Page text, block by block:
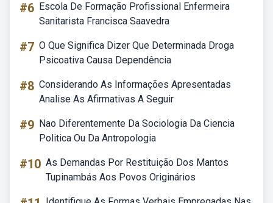
#6 Escola De Formação Profissional Enfermeira
Sanitarista Francisca Saavedra
#7 O Que Significa Dizer Que Determinada Droga
Psicoativa Causa Dependência
#8 Considerando As Informações Apresentadas
Analise As Afirmativas A Seguir
#9 Nao Diferentemente Da Sociologia Da Ciencia
Politica Ou Da Antropologia
#10 As Demandas Por Restituição Dos Mantos
Tupinambás Aos Povos Originários